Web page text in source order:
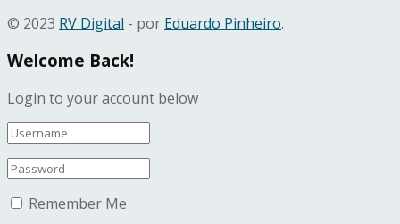
© 2023 RV Digital - por Eduardo Pinheiro.
Welcome Back!
Login to your account below
Remember Me